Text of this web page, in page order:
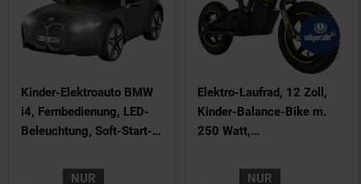
Kinder-Elektroauto BMW
i4, Fernbedienung, LED-
Beleuchtung, Soft-Start-
NUR
Elektro-Laufrad, 12 Zoll,
Kinder-Balance-Bike m.
250 Watt,
Geschwindigkeitsstufen
NUR